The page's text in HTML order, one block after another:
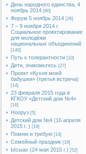
День народного единства, 4
ноябрь 2014 [80]
Форум 5 ноябрь 2014 [26]
7 – 9 ноября 2014 г.
Социальное проектирование
для молодёжи
национальных объединений
[140]
Путь к толерантности [10]
Дети, знакомьтесь [27]
Проект «Кухня моей
бабушки» (третья встреча)
[14]
23 февраля 2015 года в
КГКОУ «Детский дом №4»
[16]
Нооруз [5]
Детский дом №4 (16 апреля
2015 г. ) [19]
Помню и требую [14]
Семейный праздник [19]
Ысыах (24 мая 2015 г.) [52]